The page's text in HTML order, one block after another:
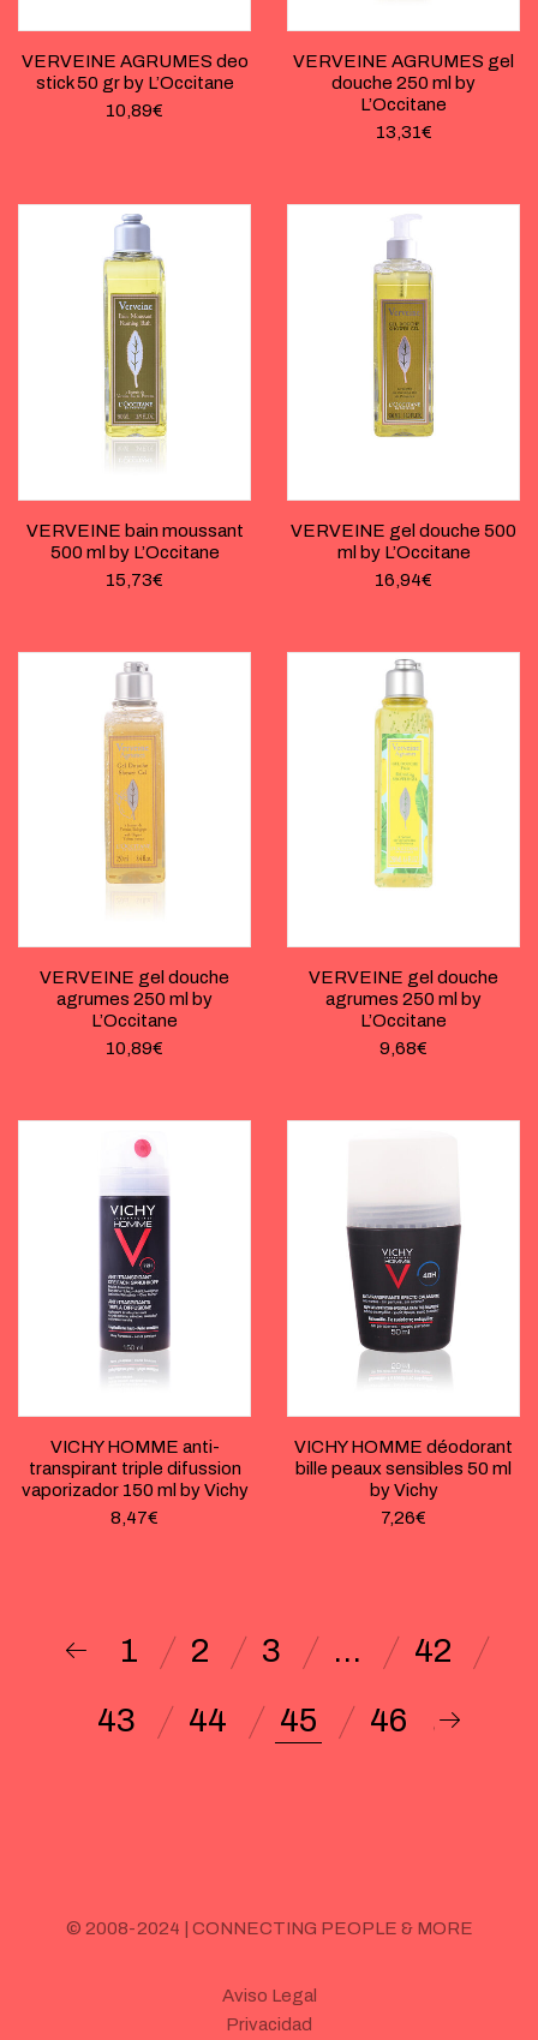
VERVEINE AGRUMES deo
stick 50 gr by L’Occitane
10,89€
VERVEINE AGRUMES gel
douche 250 ml by
L’Occitane
13,31€
VERVEINE bain moussant
500 ml by L’Occitane
15,73€
VERVEINE gel douche 500
ml by L’Occitane
16,94€
VERVEINE gel douche
agrumes 250 ml by
L’Occitane
10,89€
VERVEINE gel douche
agrumes 250 ml by
L’Occitane
9,68€
VICHY HOMME anti-
transpirant triple difussion
vaporizador 150 ml by Vichy
8,47€
VICHY HOMME déodorant
bille peaux sensibles 50 ml
by Vichy
7,26€
1 2 3 …
42
43
44 45 46
© 2008-2024 | CONNECTING PEOPLE & MORE
Aviso Legal
Privacidad